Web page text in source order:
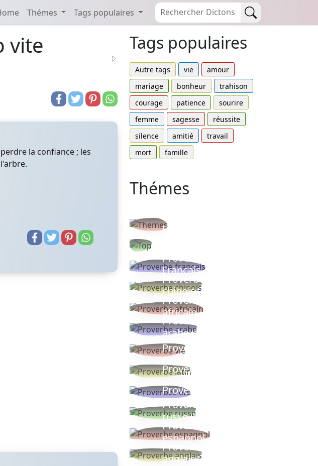
Thémes Tags populaires
vite
la confiance ; les
Tags populaires
Autre tags vie
amour
mariage
bonheur
trahison
courage
patience
sourire
femme
sagesse
réussite
silence
amitié
travail
mort
famille
Thémes
thèmes
Proverbe
Français
Proverbe
chinois
Proverbe
africain
Proverbe
arabe
Proverbe vie
Proverbe latin
Proverbes ete
Proverbe
russe
Proverbe
espagnol
Proverbe
anglais